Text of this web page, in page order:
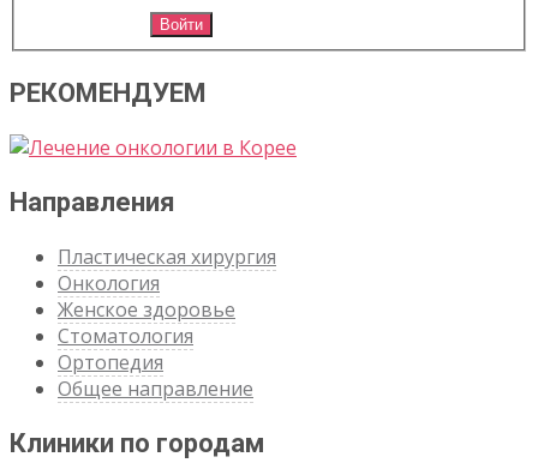
Войти
РЕКОМЕНДУЕМ
Направления
Пластическая хирургия
Онкология
Женское здоровье
Стоматология
Ортопедия
Общее направление
Клиники по городам